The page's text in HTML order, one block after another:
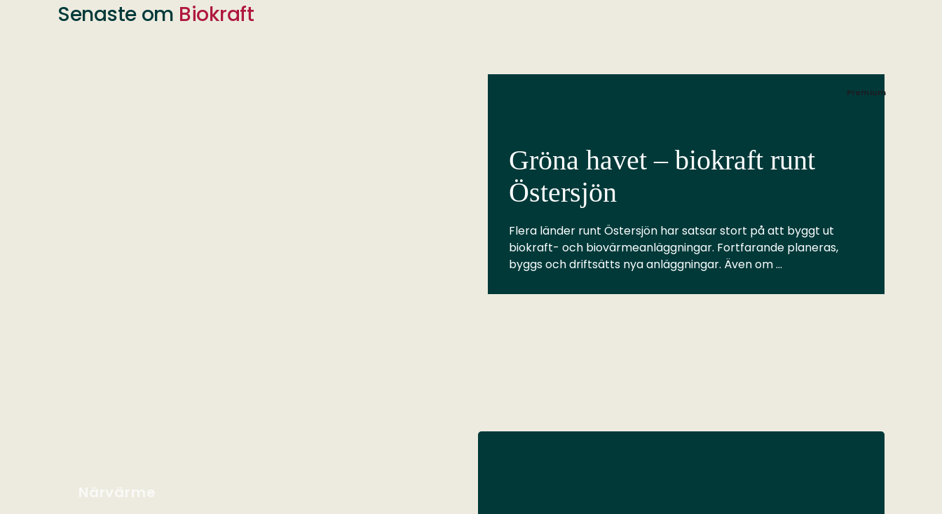
Senaste om Biokraft
Premium
Gröna havet – biokraft runt
Östersjön
Flera länder runt Östersjön har satsar stort på att byggt ut
biokraft- och biovärmeanläggningar. Fortfarande planeras,
byggs och driftsätts nya anläggningar. Även om …
Närvärme